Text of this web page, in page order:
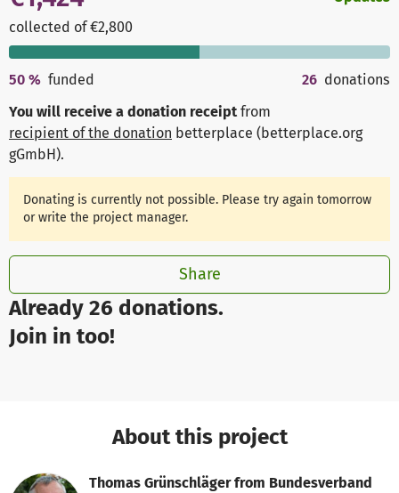
Already 26 donations.
Join in too!
collected of €2,800
50 % funded 26 donations
You will receive a donation receipt from
recipient of the donation betterplace (betterplace.org
gGmbH).
Donating is currently not possible. Please try again tomorrow
or write the project manager.
Share
About this project
Thomas Grünschläger from Bundesverband